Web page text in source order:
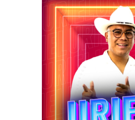
Estaciones
Eventos
Promociones
Noticias
Para ti
Contacto